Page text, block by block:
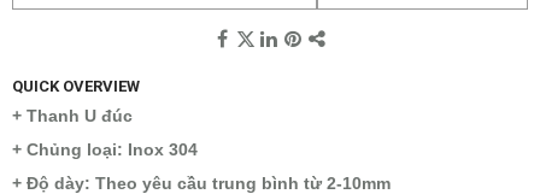
QUICK OVERVIEW
+ Thanh U đúc
+ Chủng loại: Inox 304
+ Độ dày: Theo yêu cầu trung bình từ 2-10mm